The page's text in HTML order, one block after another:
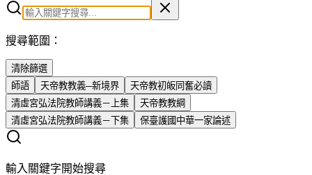
搜尋範圍：
清除篩選
師語
天帝教教義─新境界
天帝教初皈同奮必讀
清虛宮弘法院教師講義－上集
天帝教教綱
清虛宮弘法院教師講義－下集
保臺護國中華一家論述
輸入關鍵字開始搜尋